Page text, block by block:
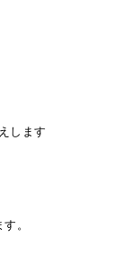
します
。